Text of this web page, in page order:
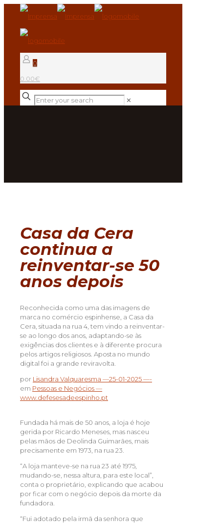
0
0.00€
✕
Casa da Cera
continua a
reinventar-se 50
anos depois
Reconhecida como uma das imagens de
marca no comércio espinhense, a Casa da
Cera, situada na rua 4, tem vindo a reinventar-
se ao longo dos anos, adaptando-se às
exigências dos clientes e à diferente procura
pelos artigos religiosos. Aposta no mundo
digital foi a grande reviravolta.
por Lisandra Valquaresma —25-01-2025 —-
em Pessoas e Negócios —
www.defesesadeespinho.pt
Fundada há mais de 50 anos, a loja é hoje
gerida por Ricardo Meneses, mas nasceu
pelas mãos de Deolinda Guimarães, mais
precisamente em 1973, na rua 23.
“A loja manteve-se na rua 23 até 1975,
mudando-se, nessa altura, para este local”,
conta o proprietário, explicando que acabou
por ficar com o negócio depois da morte da
fundadora.
“Fui adotado pela irmã da senhora que